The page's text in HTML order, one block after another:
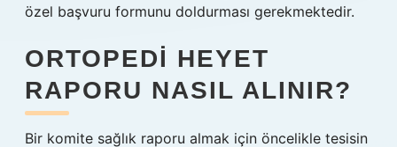
özel başvuru formunu doldurması gerekmektedir.
ORTOPEDI HEYET
RAPORU NASIL ALINIR?
Bir komite sağlık raporu almak için öncelikle tesisin